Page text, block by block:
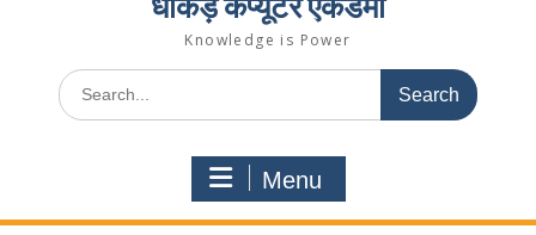
Knowledge is Power
Search
for:
Menu